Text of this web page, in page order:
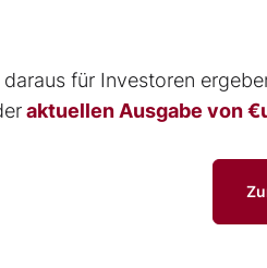
für Investoren
aktuellen Ausgabe von